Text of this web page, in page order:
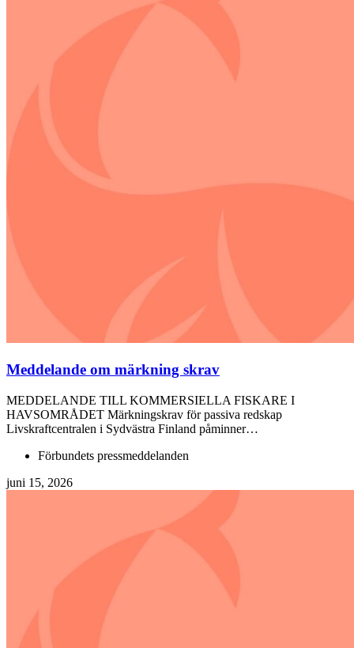
Meddelande om märkning skrav
MEDDELANDE TILL KOMMERSIELLA FISKARE I
HAVSOMRÅDET Märkningskrav för passiva redskap
Livskraftcentralen i Sydvästra Finland påminner…
Förbundets pressmeddelanden
juni 15, 2026